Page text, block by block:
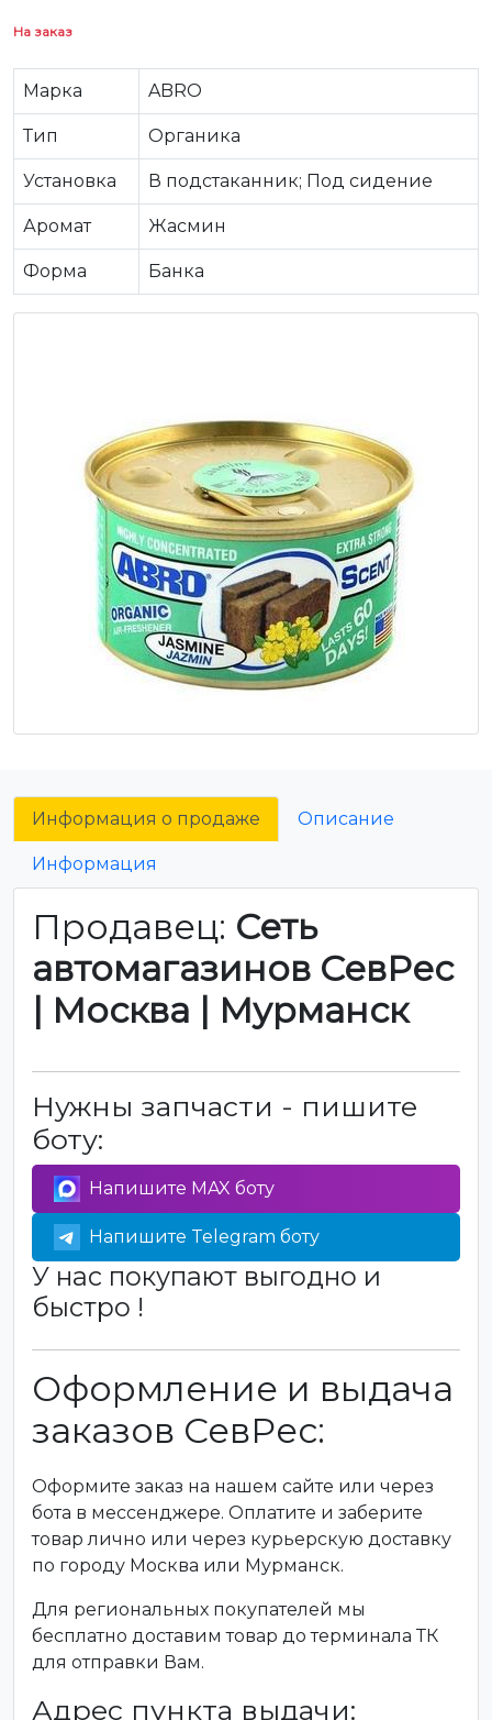
На заказ
Марка ABRO
Тип Органика
Установка В подстаканник; Под сидение
Аромат Жасмин
Форма Банка
Информация о продаже Описание
Информация
Продавец: Сеть
автомагазинов СевРес
| Москва | Мурманск
Нужны запчасти - пишите
боту:
Напишите MAX боту
Напишите Telegram боту
У нас покупают выгодно и
быстро !
Оформление и выдача
заказов СевРес:
Оформите заказ на нашем сайте или через
бота в мессенджере. Оплатите и заберите
товар лично или через курьерскую доставку
по городу Москва или Мурманск.
Для региональных покупателей мы
бесплатно доставим товар до терминала ТК
для отправки Вам.
Адрес пункта выдачи: